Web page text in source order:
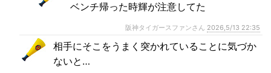
ベンチ帰った時輝が注意してた
阪神タイガースファンさん 2026,5/13 22:35
相手にそこをうまく突かれていることに気づか
ないと…